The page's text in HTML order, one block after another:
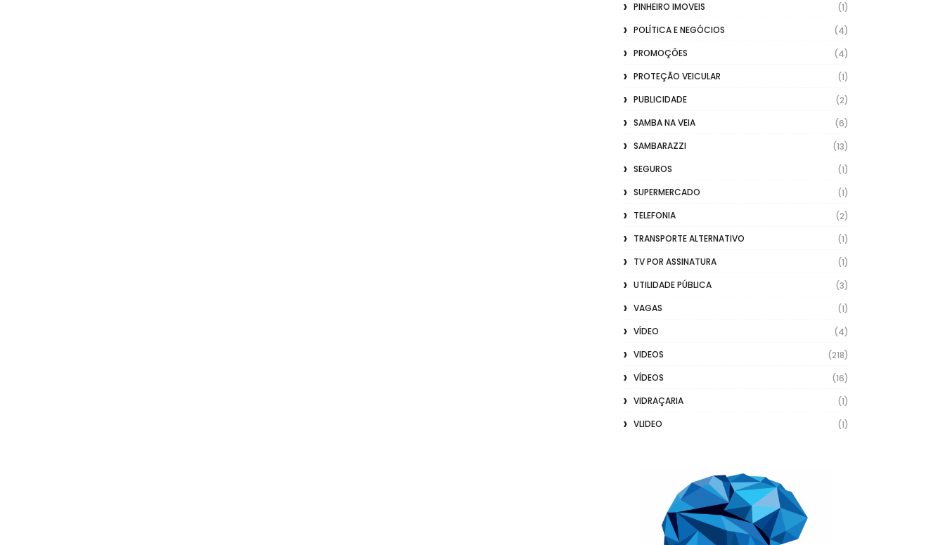
PINHEIRO IMOVEIS
(1)
POLÍTICA E NEGÓCIOS
(4)
PROMOÇÕES
(4)
PROTEÇÃO VEICULAR
(1)
PUBLICIDADE
(2)
SAMBA NA VEIA
(6)
SAMBARAZZI
(13)
SEGUROS
(1)
SUPERMERCADO
(1)
TELEFONIA
(2)
TRANSPORTE ALTERNATIVO
(1)
TV POR ASSINATURA
(1)
UTILIDADE PÚBLICA
(3)
VAGAS
(1)
VÍDEO
(4)
VIDEOS
(218)
VÍDEOS
(16)
VIDRAÇARIA
(1)
VLIDEO
(1)